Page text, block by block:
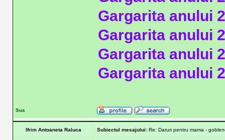
Gargarita anului
Gargarita anului
Gargarita anului
Gargarita anului
Sus
Ifrim Antoaneta Raluca Subiectul mesajului: Re: Daruri pentru mama -